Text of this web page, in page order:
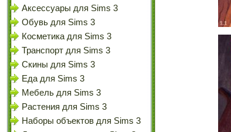
Аксессуары для Sims 3
Обувь для Sims 3
Косметика для Sims 3
Транспорт для Sims 3
Скины для Sims 3
Еда для Sims 3
Мебель для Sims 3
Растения для Sims 3
Наборы объектов для Sims 3